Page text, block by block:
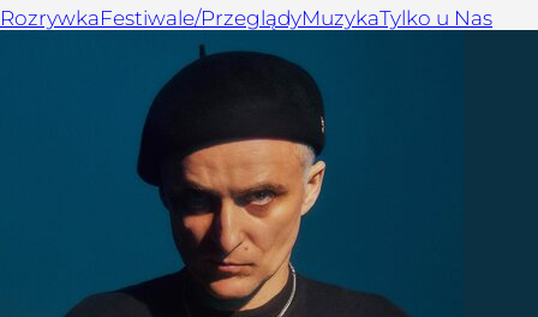
RozrywkaFestiwale/PrzeglądyMuzykaTylko u Nas